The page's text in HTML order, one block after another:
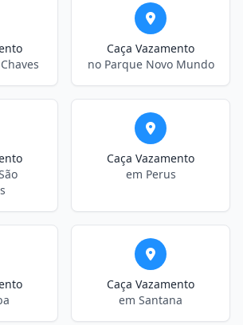
Caça Vazamento
no Parque Novo Mundo
Caça Vazamento
em Perus
Caça Vazamento
em Santana